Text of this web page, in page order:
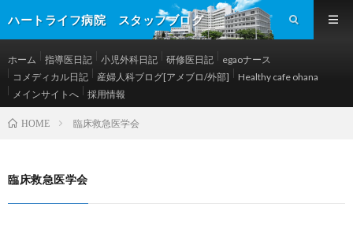
ハートライフ病院 スタッフブログ
ホーム 指導医日記 小児外科日記 研修医日記
egaoナース
コメディカル日記
産婦人科ブログ[アメブロ/外部]
Healthy cafe ohana
メインサイトへ
採用情報
HOME 臨床救急医学会
臨床救急医学会